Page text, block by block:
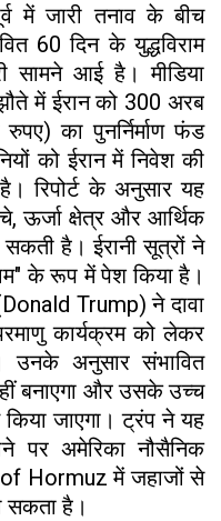
में जारी तनाव के बीच
60 दिन के युद्धविराम
सामने आई है। मीडिया
में ईरान को 300 अरब
का पुनर्निर्माण फंड
को ईरान में निवेश की
रिपोर्ट के अनुसार यह
ऊर्जा क्षेत्र और आर्थिक
सकती है। ईरानी सूत्रों ने
के रूप में पेश किया है।
Trump) ने दावा
कार्यक्रम को लेकर
अनुसार संभावित
बनाएगा और उसके उच्च
किया जाएगा। ट्रंप ने यह
पर अमेरिका नौसैनिक
of Hormuz में जहाजों से
सकता है।